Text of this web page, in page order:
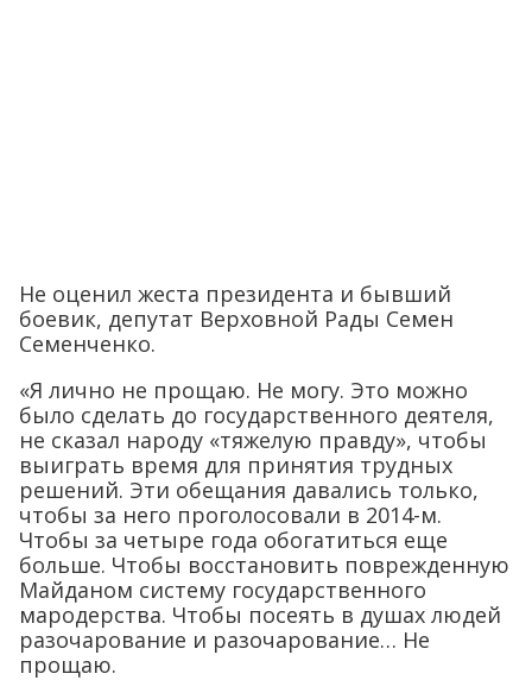
Не оценил жеста президента и бывший
боевик, депутат Верховной Рады Семен
Семенченко.
«Я лично не прощаю. Не могу. Это можно
было сделать до государственного деятеля,
не сказал народу «тяжелую правду», чтобы
выиграть время для принятия трудных
решений. Эти обещания давались только,
чтобы за него проголосовали в 2014-м.
Чтобы за четыре года обогатиться еще
больше. Чтобы восстановить поврежденную
Майданом систему государственного
мародерства. Чтобы посеять в душах людей
разочарование и разочарование… Не
прощаю.